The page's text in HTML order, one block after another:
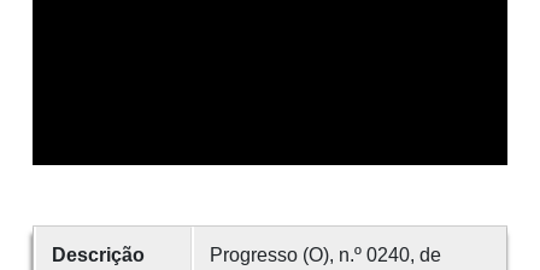
Descrição
Progresso (O), n.º 0240, de